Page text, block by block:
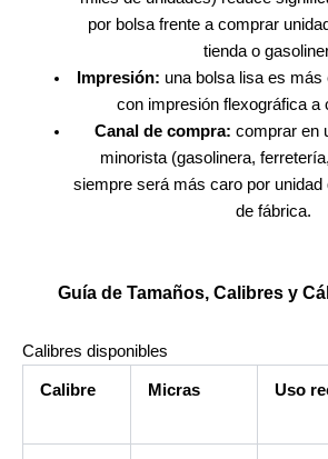
por bolsa frente a comprar
tienda o
Impresión: una bolsa lisa es
con impresión flexográfica a
Canal de compra: comprar en
minorista (gasolinera,
siempre será más caro por
de fábrica.
Guía de Tamaños, Calibres y
Calibres disponibles
Calibre Micras Uso